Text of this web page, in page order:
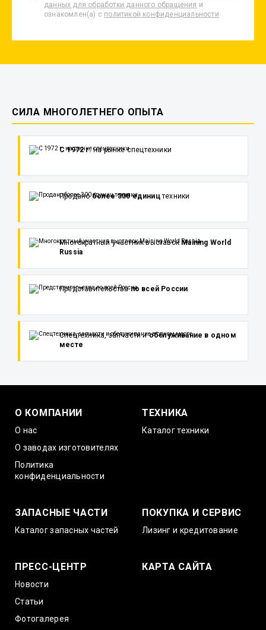
данных для обработки данного обращения и
ознакомлен(а) с политикой конфиденциальности
СИЛА МНОГОЛЕТНЕГО ОПЫТА
С 1972 г.на рынке спецтехники
Проданоболее 300 едиництехники
Многократный участник выставок Maining World
Russia
Представительствапо всей России
Спецтехника, запчасти иобслуживание в одном
месте
О КОМПАНИИ
О нас
О заводах изготовителях
Политика
конфиденциальности
ТЕХНИКА
Каталог техники
ЗАПАСНЫЕ ЧАСТИ
Каталог запасных частей
ПОКУПКА И СЕРВИС
Лизинг и кредитование
ПРЕСС-ЦЕНТР
Новости
Статьи
Фотогалерея
КАРТА САЙТА